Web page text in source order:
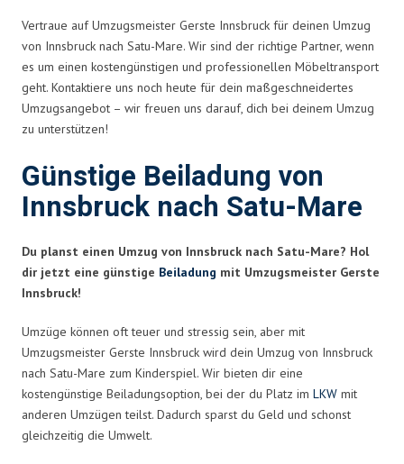
Vertraue auf Umzugsmeister Gerste Innsbruck für deinen Umzug
von Innsbruck nach Satu-Mare. Wir sind der richtige Partner, wenn
es um einen kostengünstigen und professionellen Möbeltransport
geht. Kontaktiere uns noch heute für dein maßgeschneidertes
Umzugsangebot – wir freuen uns darauf, dich bei deinem Umzug
zu unterstützen!
Günstige Beiladung von
Innsbruck nach Satu-Mare
Du planst einen Umzug von Innsbruck nach Satu-Mare? Hol
dir jetzt eine günstige Beiladung mit Umzugsmeister Gerste
Innsbruck!
Umzüge können oft teuer und stressig sein, aber mit
Umzugsmeister Gerste Innsbruck wird dein Umzug von Innsbruck
nach Satu-Mare zum Kinderspiel. Wir bieten dir eine
kostengünstige Beiladungsoption, bei der du Platz im LKW mit
anderen Umzügen teilst. Dadurch sparst du Geld und schonst
gleichzeitig die Umwelt.